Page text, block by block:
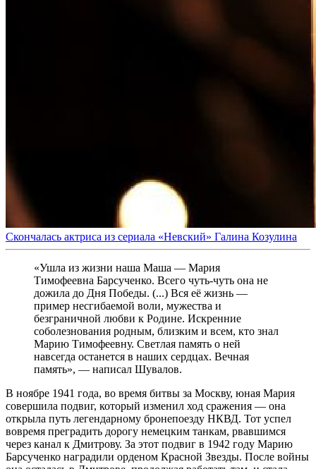
Скончалась актриса из сериала «Невский» Галина Козулина
«Ушла из жизни наша Маша — Мария
Тимофеевна Барсученко. Всего чуть-чуть она не
дожила до Дня Победы. (...) Вся её жизнь —
пример несгибаемой воли, мужества и
безграничной любви к Родине. Искренние
соболезнования родным, близким и всем, кто знал
Марию Тимофеевну. Светлая память о ней
навсегда останется в наших сердцах. Вечная
память», — написал Шувалов.
В ноябре 1941 года, во время битвы за Москву, юная Мария
совершила подвиг, который изменил ход сражения — она
открыла путь легендарному бронепоезду НКВД. Тот успел
вовремя преградить дорогу немецким танкам, рвавшимся
через канал к Дмитрову. За этот подвиг в 1942 году Марию
Барсученко наградили орденом Красной Звезды. После войны